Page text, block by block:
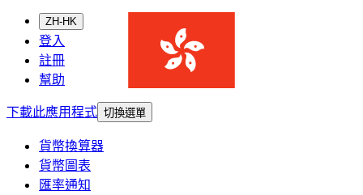
ZH-HK
登入
註冊
幫助
下載此應用程式 切換選單
貨幣換算器
貨幣圖表
匯率通知